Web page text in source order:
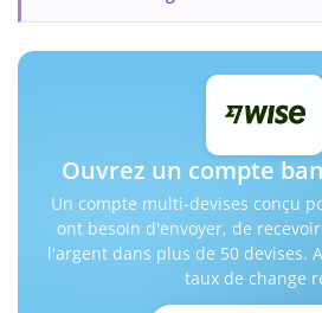
Ouvrez un compte
Un compte multi-devises conçu
ont besoin d'envoyer, de
l'argent dans plus de 50 devises.
taux de change